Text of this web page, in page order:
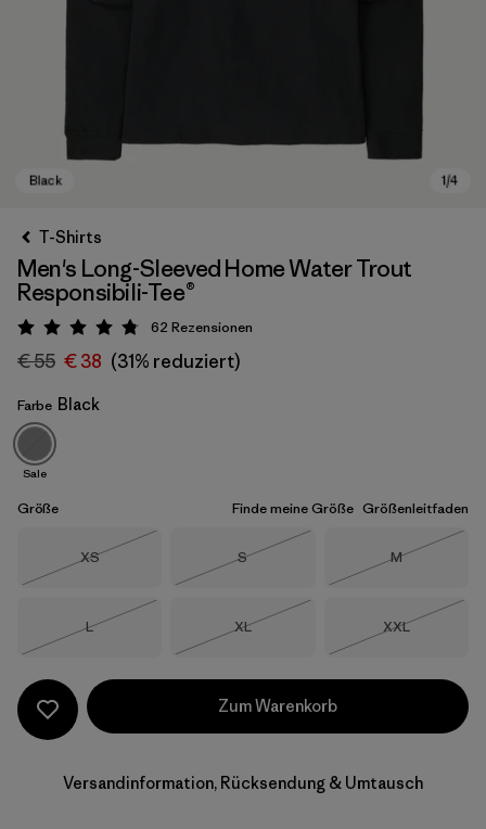
Black
T-Shirts
Men's Long-Sleeved Home Water Trout
Responsibili-Tee®
Bewertung: 4.8 / 5
62 Rezensionen
€ 55 € 38 (31% reduziert)
Farbe Black
Sale
Größe Finde meine Größe Größenleitfaden
Größe
XS
Größe
S
Größe
M
Größe
L
Größe
XL
Größe
XXL
Zum Warenkorb
Versandinformation, Rücksendung & Umtausch